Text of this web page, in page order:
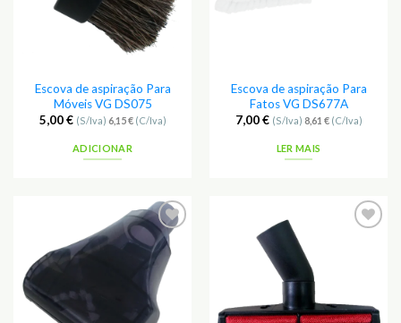
Escova de aspiração Para
Móveis VG DS075
5,00€ (S/Iva) 6,15€(C/Iva)
ADICIONAR
Escova de aspiração Para
Fatos VG DS677A
7,00€ (S/Iva) 8,61 €(C/Iva)
LER MAIS